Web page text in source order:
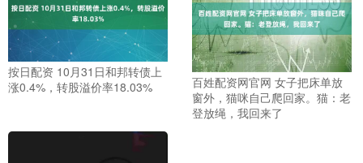
按日配资 10月31日和邦转债上
涨0.4%，转股溢价率18.03%
百姓配资网官网 女子把床单放
窗外，猫咪自己爬回家。猫：老
登放绳，我回来了